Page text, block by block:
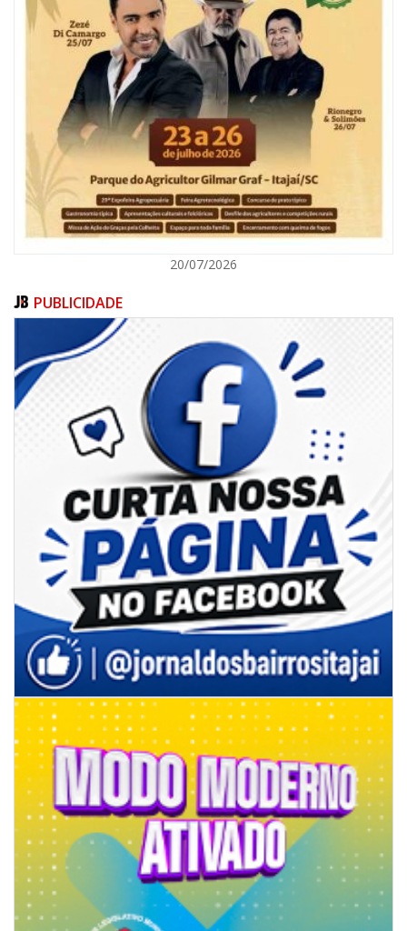
08/08/2026 | 07:00
Reservatórios de Penha são higienizados com ajuda de mergulhadores e
sem interrupção no abastecimento
ITAJAÍ
08/08/2026 | 07:00
Limpeza de valas e ribeirões avança no interior de Itajaí
ITAJAÍ
20/07/2026
PUBLICIDADE